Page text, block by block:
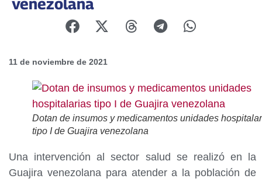
venezolana
11 de noviembre de 2021
Dotan de insumos y medicamentos unidades
tipo I de Guajira venezolana
Una intervención al sector salud se realizó en la
Guajira venezolana para atender a la población de